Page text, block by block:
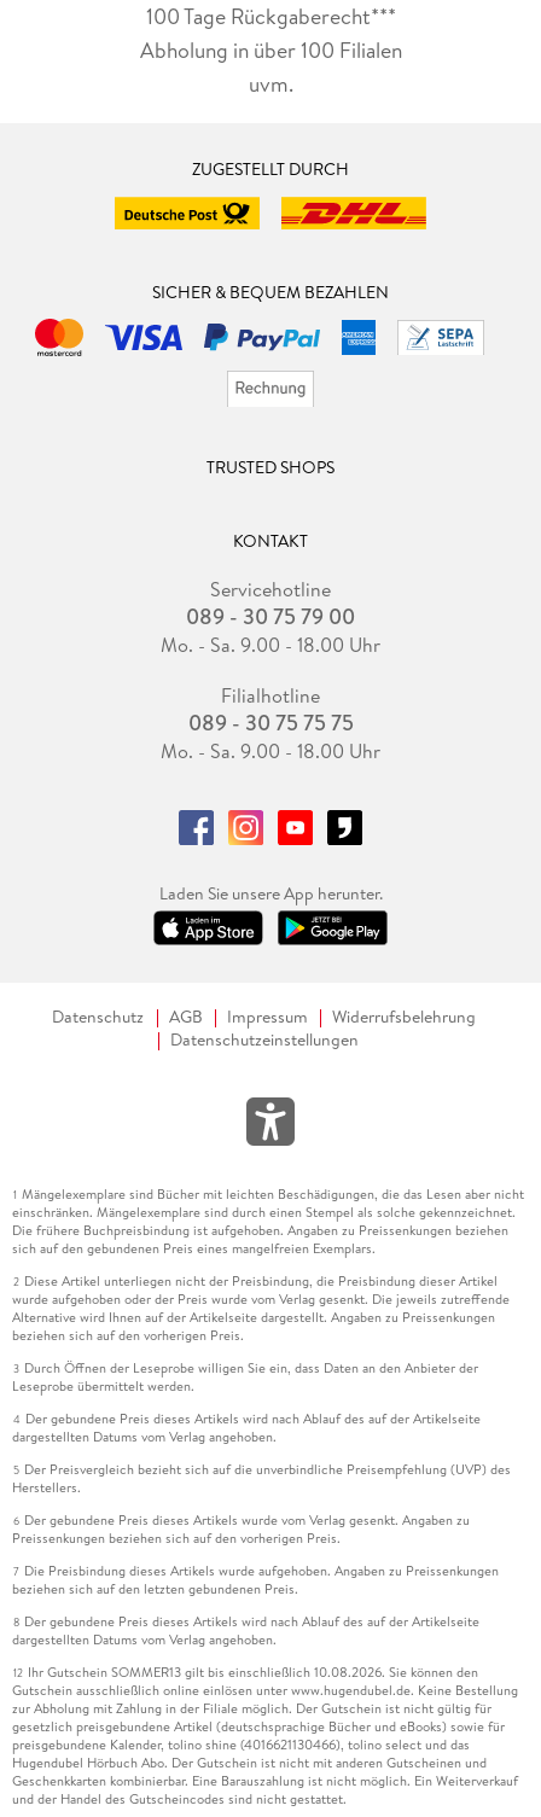
100 Tage Rückgaberecht***
Abholung in über 100 Filialen
uvm.
ZUGESTELLT DURCH
SICHER & BEQUEM BEZAHLEN
TRUSTED SHOPS
KONTAKT
Servicehotline
089 - 30 75 79 00
Mo. - Sa. 9.00 - 18.00 Uhr
Filialhotline
089 - 30 75 75 75
Mo. - Sa. 9.00 - 18.00 Uhr
Laden Sie unsere App herunter.
Datenschutz AGB Impressum
Widerrufsbelehrung
Datenschutzeinstellungen
1 Mängelexemplare sind Bücher mit leichten Beschädigungen, die das Lesen aber nicht
einschränken. Mängelexemplare sind durch einen Stempel als solche gekennzeichnet.
Die frühere Buchpreisbindung ist aufgehoben. Angaben zu Preissenkungen beziehen
sich auf den gebundenen Preis eines mangelfreien Exemplars.
2 Diese Artikel unterliegen nicht der Preisbindung, die Preisbindung dieser Artikel
wurde aufgehoben oder der Preis wurde vom Verlag gesenkt. Die jeweils zutreffende
Alternative wird Ihnen auf der Artikelseite dargestellt. Angaben zu Preissenkungen
beziehen sich auf den vorherigen Preis.
3 Durch Öffnen der Leseprobe willigen Sie ein, dass Daten an den Anbieter der
Leseprobe übermittelt werden.
4 Der gebundene Preis dieses Artikels wird nach Ablauf des auf der Artikelseite
dargestellten Datums vom Verlag angehoben.
5 Der Preisvergleich bezieht sich auf die unverbindliche Preisempfehlung (UVP) des
Herstellers.
6 Der gebundene Preis dieses Artikels wurde vom Verlag gesenkt. Angaben zu
Preissenkungen beziehen sich auf den vorherigen Preis.
7 Die Preisbindung dieses Artikels wurde aufgehoben. Angaben zu Preissenkungen
beziehen sich auf den letzten gebundenen Preis.
8 Der gebundene Preis dieses Artikels wird nach Ablauf des auf der Artikelseite
dargestellten Datums vom Verlag angehoben.
12 Ihr Gutschein SOMMER13 gilt bis einschließlich 10.08.2026. Sie können den
Gutschein ausschließlich online einlösen unter www.hugendubel.de. Keine Bestellung
zur Abholung mit Zahlung in der Filiale möglich. Der Gutschein ist nicht gültig für
gesetzlich preisgebundene Artikel (deutschsprachige Bücher und eBooks) sowie für
preisgebundene Kalender, tolino shine (4016621130466), tolino select und das
Hugendubel Hörbuch Abo. Der Gutschein ist nicht mit anderen Gutscheinen und
Geschenkkarten kombinierbar. Eine Barauszahlung ist nicht möglich. Ein Weiterverkauf
und der Handel des Gutscheincodes sind nicht gestattet.